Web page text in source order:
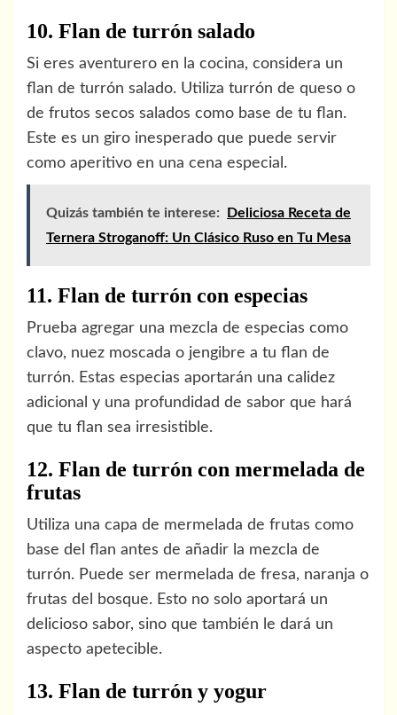
10. Flan de turrón salado
Si eres aventurero en la cocina, considera un
flan de turrón salado. Utiliza turrón de queso o
de frutos secos salados como base de tu flan.
Este es un giro inesperado que puede servir
como aperitivo en una cena especial.
Quizás también te interese:
Deliciosa Receta de
Ternera Stroganoff: Un Clásico Ruso en Tu Mesa
11. Flan de turrón con especias
Prueba agregar una mezcla de especias como
clavo, nuez moscada o jengibre a tu flan de
turrón. Estas especias aportarán una calidez
adicional y una profundidad de sabor que hará
que tu flan sea irresistible.
12. Flan de turrón con mermelada de
frutas
Utiliza una capa de mermelada de frutas como
base del flan antes de añadir la mezcla de
turrón. Puede ser mermelada de fresa, naranja o
frutas del bosque. Esto no solo aportará un
delicioso sabor, sino que también le dará un
aspecto apetecible.
13. Flan de turrón y yogur